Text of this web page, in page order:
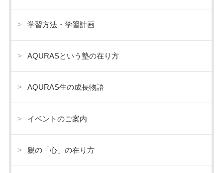
学習方法・学習計画
AQURASという塾の在り方
AQURAS生の成長物語
イベントのご案内
親の「心」の在り方